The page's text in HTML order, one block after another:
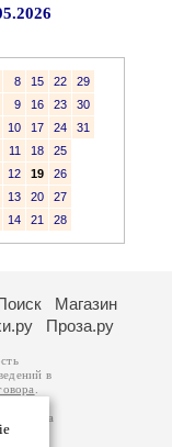
8 15 22
29
9 16 23
30
10 17 24
31
11 18
25
12 19
26
13 20
27
14 21 28
Магазин
Проза.ру
в
возможна